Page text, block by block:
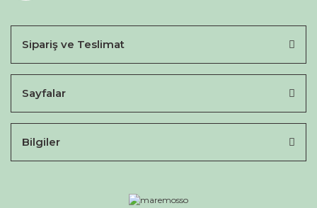
Sipariş ve Teslimat
Sayfalar
Bilgiler